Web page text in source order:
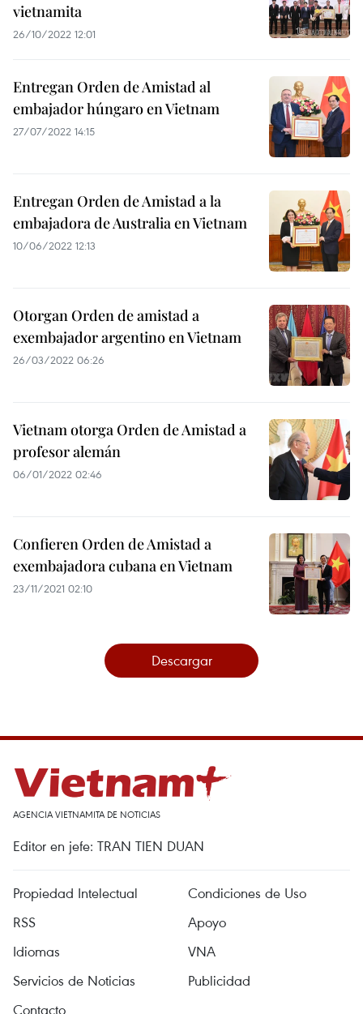
vietnamita
26/10/2022 12:01
Entregan Orden de Amistad al
embajador húngaro en Vietnam
27/07/2022 14:15
Entregan Orden de Amistad a la
embajadora de Australia en Vietnam
10/06/2022 12:13
Otorgan Orden de amistad a
exembajador argentino en Vietnam
26/03/2022 06:26
Vietnam otorga Orden de Amistad a
profesor alemán
06/01/2022 02:46
Confieren Orden de Amistad a
exembajadora cubana en Vietnam
23/11/2021 02:10
Descargar
AGENCIA VIETNAMITA DE NOTICIAS
Editor en jefe: TRAN TIEN DUAN
Propiedad Intelectual
Condiciones de Uso
RSS
Apoyo
Idiomas
VNA
Servicios de Noticias
Publicidad
Contacto